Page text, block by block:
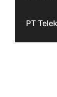
PT